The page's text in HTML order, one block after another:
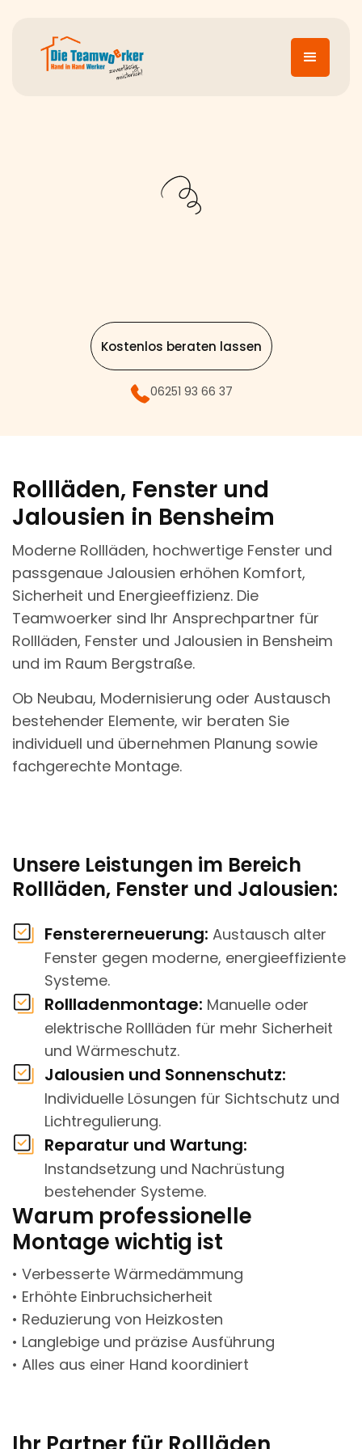
Kostenlos beraten lassen
06251 93 66 37
Rollläden, Fenster und
Jalousien in Bensheim
Moderne Rollläden, hochwertige Fenster und
passgenaue Jalousien erhöhen Komfort,
Sicherheit und Energieeffizienz. Die
Teamwoerker sind Ihr Ansprechpartner für
Rollläden, Fenster und Jalousien in Bensheim
und im Raum Bergstraße.
Ob Neubau, Modernisierung oder Austausch
bestehender Elemente, wir beraten Sie
individuell und übernehmen Planung sowie
fachgerechte Montage.
Unsere Leistungen im Bereich
Rollläden, Fenster und Jalousien:
Fenstererneuerung: Austausch alter
Fenster gegen moderne, energieeffiziente
Systeme.
Rollladenmontage: Manuelle oder
elektrische Rollläden für mehr Sicherheit
und Wärmeschutz.
Jalousien und Sonnenschutz:
Individuelle Lösungen für Sichtschutz und
Lichtregulierung.
Reparatur und Wartung:
Instandsetzung und Nachrüstung
bestehender Systeme.
Warum professionelle
Montage wichtig ist
• Verbesserte Wärmedämmung
• Erhöhte Einbruchsicherheit
• Reduzierung von Heizkosten
• Langlebige und präzise Ausführung
• Alles aus einer Hand koordiniert